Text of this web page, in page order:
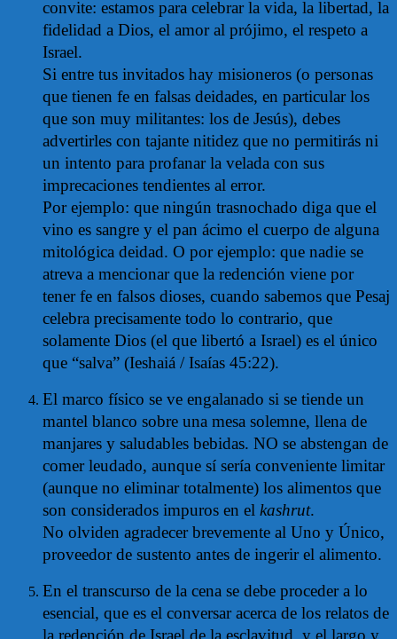
convite: estamos para celebrar la vida, la libertad, la
fidelidad a Dios, el amor al prójimo, el respeto a
Israel.
Si entre tus invitados hay misioneros (o personas
que tienen fe en falsas deidades, en particular los
que son muy militantes: los de Jesús), debes
advertirles con tajante nitidez que no permitirás ni
un intento para profanar la velada con sus
imprecaciones tendientes al error.
Por ejemplo: que ningún trasnochado diga que el
vino es sangre y el pan ácimo el cuerpo de alguna
mitológica deidad. O por ejemplo: que nadie se
atreva a mencionar que la redención viene por
tener fe en falsos dioses, cuando sabemos que Pesaj
celebra precisamente todo lo contrario, que
solamente Dios (el que libertó a Israel) es el único
que “salva” (Ieshaiá / Isaías 45:22).
El marco físico se ve engalanado si se tiende un
mantel blanco sobre una mesa solemne, llena de
manjares y saludables bebidas. NO se abstengan de
comer leudado, aunque sí sería conveniente limitar
(aunque no eliminar totalmente) los alimentos que
son considerados impuros en el kashrut.
No olviden agradecer brevemente al Uno y Único,
proveedor de sustento antes de ingerir el alimento.
En el transcurso de la cena se debe proceder a lo
esencial, que es el conversar acerca de los relatos de
la redención de Israel de la esclavitud, y el largo y